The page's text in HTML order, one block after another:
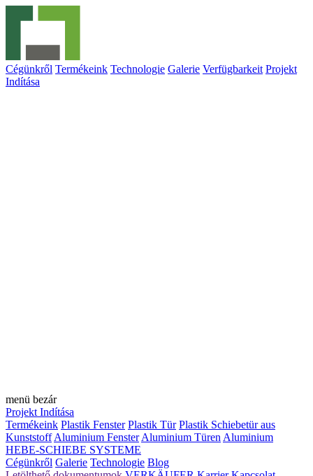
Cégünkről Termékeink Technologie Galerie Verfügbarkeit Projekt
Indítása
menü bezár
Projekt Indítása
Termékeink Plastik Fenster Plastik Tür Plastik Schiebetür aus
Kunststoff Aluminium Fenster Aluminium Türen Aluminium
HEBE-SCHIEBE SYSTEME
Cégünkről Galerie Technologie Blog